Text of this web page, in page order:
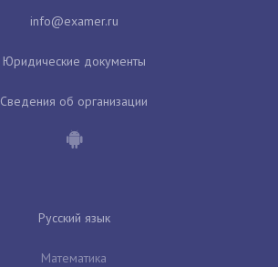
Юридические документы
Сведения об организации
Русский язык
Математика